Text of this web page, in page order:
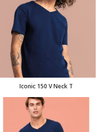
Iconic 150 V Neck T